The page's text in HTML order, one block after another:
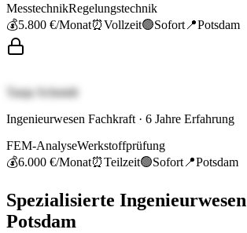
MesstechnikRegelungstechnik
💰5.800 €/Monat⏰Vollzeit🟢Sofort 📍Potsdam
Tanja Schmidt
Ingenieurwesen Fachkraft · 6 Jahre Erfahrung
FEM-AnalyseWerkstoffprüfung
💰6.000 €/Monat⏰Teilzeit🟢Sofort 📍Potsdam
Spezialisierte Ingenieurwesen
Potsdam